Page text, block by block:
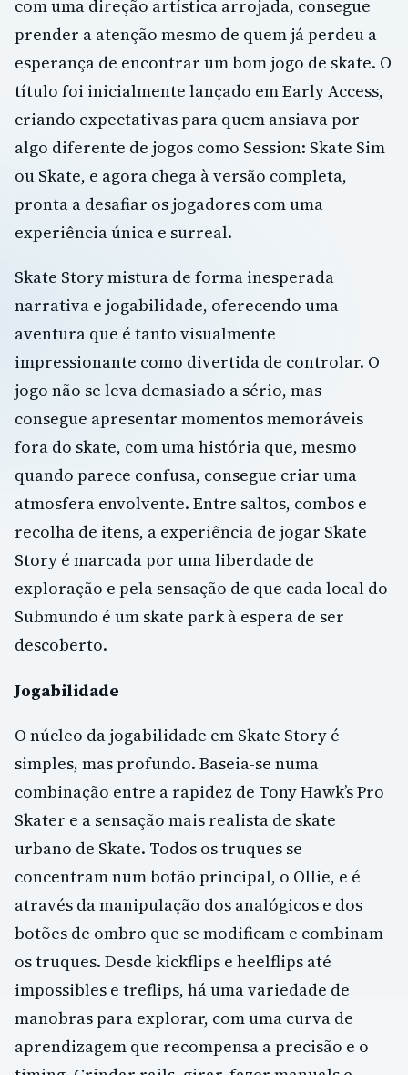
com uma direção artística arrojada, consegue
prender a atenção mesmo de quem já perdeu a
esperança de encontrar um bom jogo de skate. O
título foi inicialmente lançado em Early Access,
criando expectativas para quem ansiava por
algo diferente de jogos como Session: Skate Sim
ou Skate, e agora chega à versão completa,
pronta a desafiar os jogadores com uma
experiência única e surreal.
Skate Story mistura de forma inesperada
narrativa e jogabilidade, oferecendo uma
aventura que é tanto visualmente
impressionante como divertida de controlar. O
jogo não se leva demasiado a sério, mas
consegue apresentar momentos memoráveis
fora do skate, com uma história que, mesmo
quando parece confusa, consegue criar uma
atmosfera envolvente. Entre saltos, combos e
recolha de itens, a experiência de jogar Skate
Story é marcada por uma liberdade de
exploração e pela sensação de que cada local do
Submundo é um skate park à espera de ser
descoberto.
Jogabilidade
O núcleo da jogabilidade em Skate Story é
simples, mas profundo. Baseia-se numa
combinação entre a rapidez de Tony Hawk’s Pro
Skater e a sensação mais realista de skate
urbano de Skate. Todos os truques se
concentram num botão principal, o Ollie, e é
através da manipulação dos analógicos e dos
botões de ombro que se modificam e combinam
os truques. Desde kickflips e heelflips até
impossibles e treflips, há uma variedade de
manobras para explorar, com uma curva de
aprendizagem que recompensa a precisão e o